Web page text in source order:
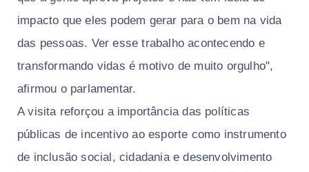
impacto que eles podem gerar para o bem na vida
das pessoas. Ver esse trabalho acontecendo e
transformando vidas é motivo de muito orgulho",
afirmou o parlamentar.
A visita reforçou a importância das políticas
públicas de incentivo ao esporte como instrumento
de inclusão social, cidadania e desenvolvimento